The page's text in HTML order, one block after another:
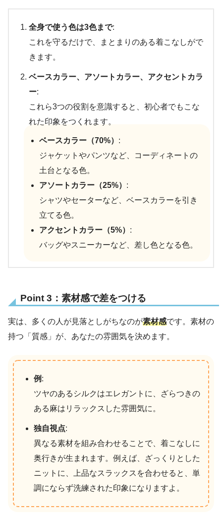
全身で使う色は3色まで:
これを守るだけで、まとまりのある着こなしがで
きます。
ベースカラー、アソートカラー、アクセントカラ
ー:
これら3つの役割を意識すると、初心者でもこな
れた印象をつくれます。
ベースカラー（70%） :
ジャケットやパンツなど、コーディネートの
土台となる色。
アソートカラー（25%） :
シャツやセーターなど、ベースカラーを引き
立てる色。
アクセントカラー（5%） :
バッグやスニーカーなど、差し色となる色。
Point 3：素材感で差をつける
実は、多くの人が見落としがちなのが素材感です。素材の
持つ「質感」が、あなたの雰囲気を決めます。
例 :
ツヤのあるシルクはエレガントに、ざらつきの
ある麻はリラックスした雰囲気に。
独自視点:
異なる素材を組み合わせることで、着こなしに
奥行きが生まれます。例えば、ざっくりとした
ニットに、上品なスラックスを合わせると、単
調にならず洗練された印象になりますよ。